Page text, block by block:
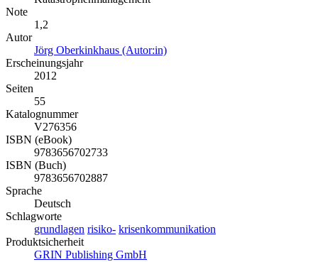
Note
1,2
Autor
Jörg Oberkinkhaus (Autor:in)
Erscheinungsjahr
2012
Seiten
55
Katalognummer
V276356
ISBN (eBook)
9783656702733
ISBN (Buch)
9783656702887
Sprache
Deutsch
Schlagworte
grundlagen risiko- krisenkommunikation
Produktsicherheit
GRIN Publishing GmbH